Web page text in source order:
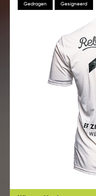
Gedragen Gesigneerd